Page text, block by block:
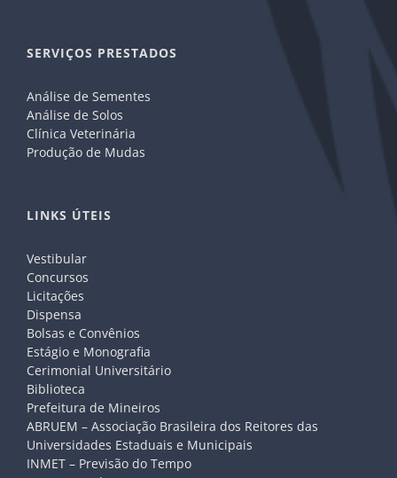
SERVIÇOS PRESTADOS
Análise de Sementes
Análise de Solos
Clínica Veterinária
Produção de Mudas
LINKS ÚTEIS
Vestibular
Concursos
Licitações
Dispensa
Bolsas e Convênios
Estágio e Monografia
Cerimonial Universitário
Biblioteca
Prefeitura de Mineiros
ABRUEM – Associação Brasileira dos Reitores das
Universidades Estaduais e Municipais
INMET – Previsão do Tempo